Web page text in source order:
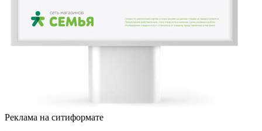
Реклама на ситиформате